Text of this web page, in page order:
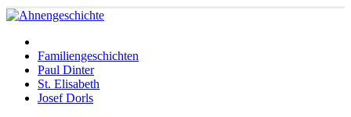
Familiengeschichten
Paul Dinter
St. Elisabeth
Josef Dorls